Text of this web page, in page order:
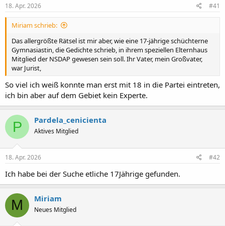
18. Apr. 2026 #41
Miriam schrieb:
Das allergrößte Rätsel ist mir aber, wie eine 17-jährige schüchterne
Gymnasiastin, die Gedichte schrieb, in ihrem speziellen Elternhaus
Mitglied der NSDAP gewesen sein soll. Ihr Vater, mein Großvater,
war Jurist,
So viel ich weiß konnte man erst mit 18 in die Partei eintreten,
ich bin aber auf dem Gebiet kein Experte.
P Pardela_cenicienta
Aktives Mitglied
18. Apr. 2026 #42
Ich habe bei der Suche etliche 17Jährige gefunden.
M Miriam
Neues Mitglied